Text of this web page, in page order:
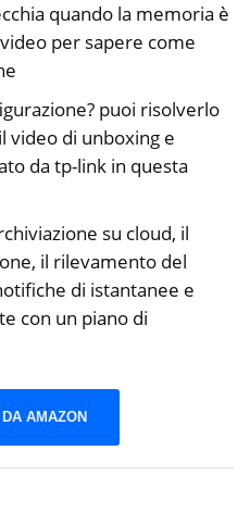
quando la memoria è
per sapere come
puoi risolverlo
video di unboxing e
da tp-link in questa
su cloud, il
il rilevamento del
di istantanee e
con un piano di
AMAZON